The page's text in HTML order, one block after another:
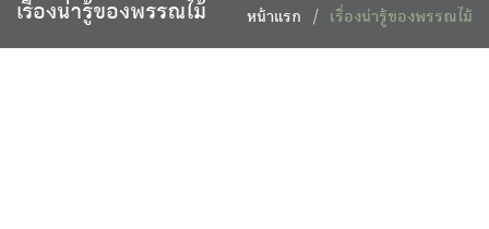
เรื่องน่ารู้ของพรรณไม้ หน้าแรก เรื่องน่ารู้ของพรรณไม้